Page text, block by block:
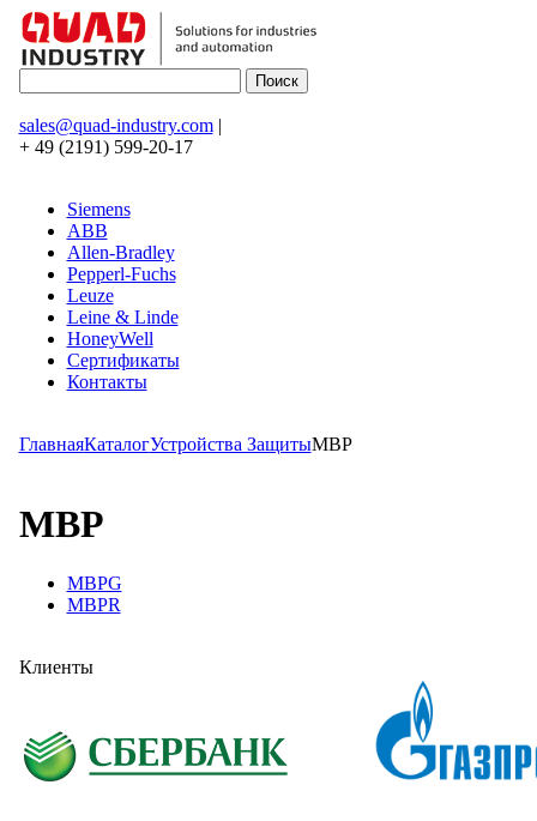
sales@quad-industry.com|
+ 49 (2191) 599-20-17
Siemens
ABB
Allen-Bradley
Pepperl-Fuchs
Leuze
Leine & Linde
HoneyWell
Сертификаты
Контакты
ГлавнаяКаталогУстройства ЗащитыMBP
MBP
MBPG
MBPR
Клиенты